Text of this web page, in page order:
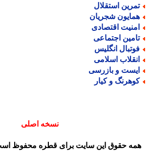
استقلال
شجریان
اقتصادی
اجتماعی
انگلیس
اسلامی
و بازرسی
و کیار
نسخه اصلی
حقوق این سایت برای قطره محفوظ است.